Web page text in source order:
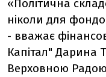
«Політична
ніколи для
- вважає
Капітал" Дарина
Верховною